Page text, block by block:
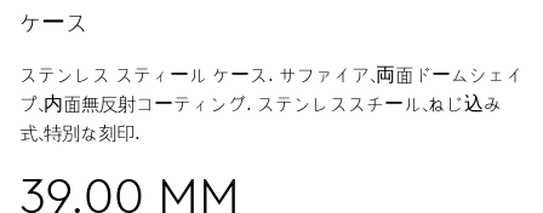
ケース
ステンレス スティール ケース. サファイア、両面ドームシェイ
プ、内面無反射コーティング. ステンレススチール、ねじ込み
式、特別な刻印.
39.00 MM